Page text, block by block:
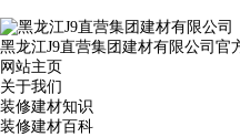
黑龙江J9直营集团建材有限公司官
网站主页
关于我们
装修建材知识
装修建材百科